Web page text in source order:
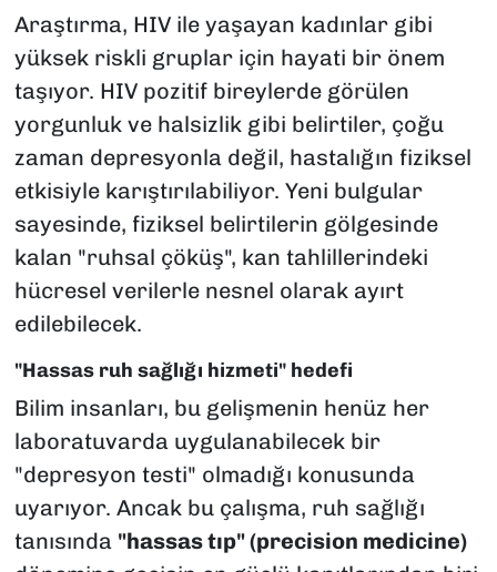
Araştırma, HIV ile yaşayan kadınlar gibi
yüksek riskli gruplar için hayati bir önem
taşıyor. HIV pozitif bireylerde görülen
yorgunluk ve halsizlik gibi belirtiler, çoğu
zaman depresyonla değil, hastalığın fiziksel
etkisiyle karıştırılabiliyor. Yeni bulgular
sayesinde, fiziksel belirtilerin gölgesinde
kalan "ruhsal çöküş", kan tahlillerindeki
hücresel verilerle nesnel olarak ayırt
edilebilecek.
"Hassas ruh sağlığı hizmeti" hedefi
Bilim insanları, bu gelişmenin henüz her
laboratuvarda uygulanabilecek bir
"depresyon testi" olmadığı konusunda
uyarıyor. Ancak bu çalışma, ruh sağlığı
tanısında "hassas tıp" (precision medicine)